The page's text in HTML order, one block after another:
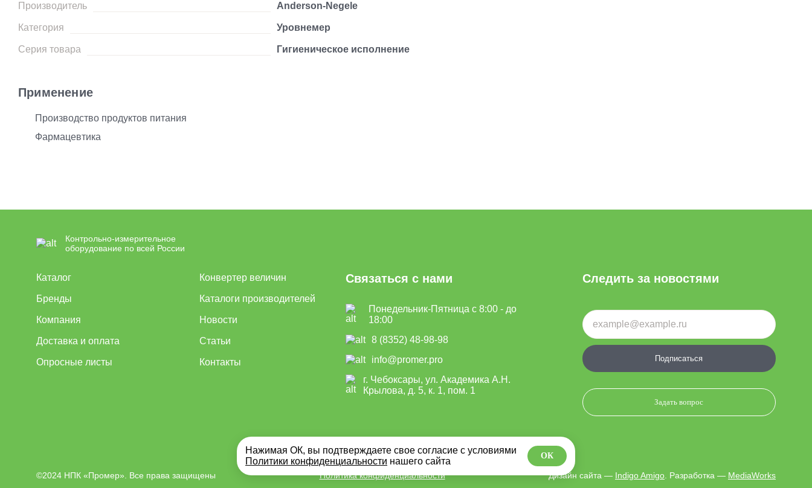
Производитель Anderson-Negele
Категория Уровнемер
Серия товара Гигиеническое исполнение
Применение
Производство продуктов питания
Фармацевтика
Контрольно-измерительное
оборудование по всей России
Каталог
Бренды
Компания
Доставка и оплата
Опросные листы
Конвертер величин
Каталоги производителей
Новости
Статьи
Контакты
Связаться с нами
Понедельник-Пятница с 8:00 - до
18:00
8 (8352) 48-98-98
info@promer.pro
г. Чебоксары, ул. Академика А.Н.
Крылова, д. 5, к. 1, пом. 1
Следить за новостями
Подписаться
Задать вопрос
©2024 НПК «Промер». Все права защищены Политика конфиденциальности Дизайн сайта — Indigo Amigo . Разработка — MediaWorks
Нажимая ОК, вы подтверждаете свое согласие с условиями
Политики конфиденциальности нашего сайта
ОК